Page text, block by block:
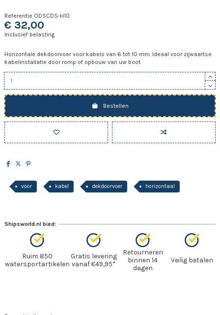
Referentie ODSCDS-H10
€ 32,00
Inclusief belasting
Horizontale dekdoorvoer voor kabels van 6 tot 10 mm. Ideaal voor zijwaartse
kabelinstallatie door romp of opbouw van uw boot.
Bestellen
voor kabel dekdoorvoer horizontaal
Shipsworld.nl bied:
Ruim 850
watersportartikelen
Gratis levering
vanaf €49,95*
Retourneren
binnen 14
dagen
Veilig betalen